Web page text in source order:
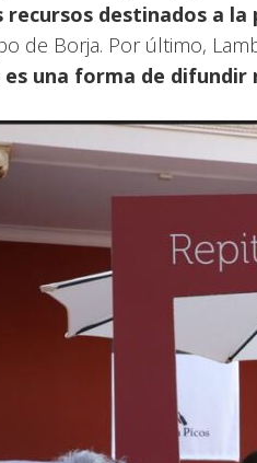
destinados a
de Borja. Por último,
es una forma de